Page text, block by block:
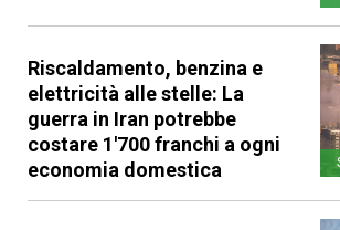
Riscaldamento, benzina e
elettricità alle stelle: La
guerra in Iran potrebbe
costare 1'700 franchi a ogni
economia domestica